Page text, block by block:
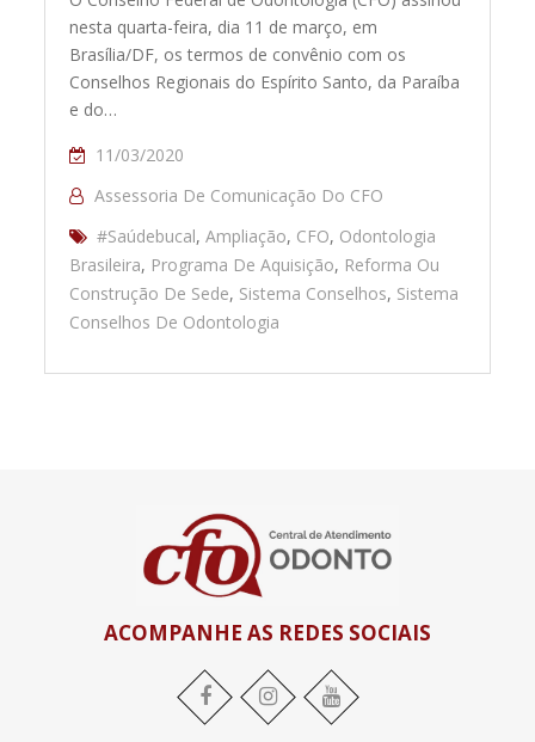
nesta quarta-feira, dia 11 de março, em
Brasília/DF, os termos de convênio com os
Conselhos Regionais do Espírito Santo, da Paraíba
e do…
11/03/2020
Assessoria De Comunicação Do CFO
#Saúdebucal,Ampliação, CFO, Odontologia
Brasileira, Programa De Aquisição, Reforma Ou
Construção De Sede, Sistema Conselhos, Sistema
Conselhos De Odontologia
ACOMPANHE AS REDES SOCIAIS